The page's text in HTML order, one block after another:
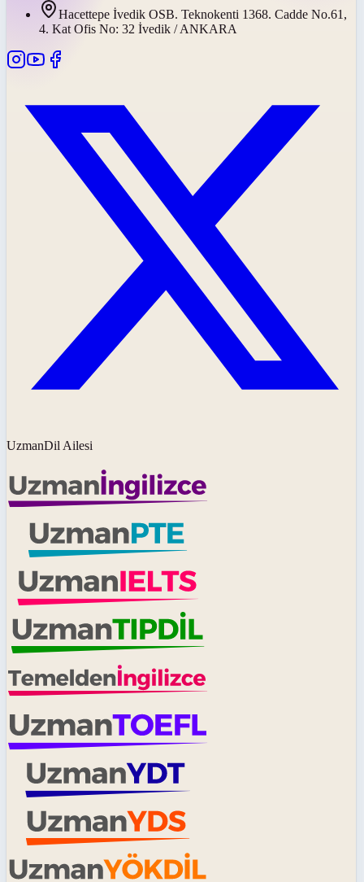
Hacettepe İvedik OSB. Teknokenti 1368. Cadde No.61,
4. Kat Ofis No: 32 İvedik / ANKARA
UzmanDil Ailesi